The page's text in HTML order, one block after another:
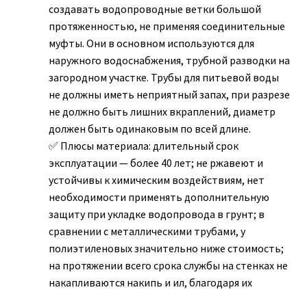
создавать водопроводные ветки большой
протяженностью, не применяя соединительные
муфты. Они в основном используются для
наружного водоснабжения, трубной разводки на
загородном участке. Трубы для питьевой воды
не должны иметь неприятный запах, при разрезе
не должно быть лишних вкраплений, диаметр
должен быть одинаковым по всей длине.
Плюсы материала: длительный срок
эксплуатации — более 40 лет; не ржавеют и
устойчивы к химическим воздействиям, нет
необходимости применять дополнительную
защиту при укладке водопровода в грунт; в
сравнении с металлическими трубами, у
полиэтиленовых значительно ниже стоимость;
на протяжении всего срока службы на стенках не
накапливаются накипь и ил, благодаря их